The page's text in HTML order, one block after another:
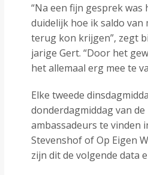
“Na een fijn gesprek was
duidelijk hoe ik saldo van
terug kon krijgen”, zegt
jarige Gert. “Door het
het allemaal erg mee te
Elke tweede
donderdagmiddag van de
ambassadeurs te vinden
Stevenshof of Op Eigen
zijn dit de volgende data